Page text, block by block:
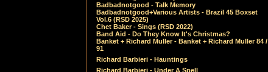
Badbadnotgood - Talk Memory
Badbadnotgood+Various Artists - Brazil 45 Boxset
Vol.6 (RSD 2025)
Chet Baker - Sings (RSD 2022)
Band Aid - Do They Know It's Christmas?
Banket + Richard Muller - Banket + Richard Muller 84 /
91
Richard Barbieri - Hauntings
Richard Barbieri - Under A Spell